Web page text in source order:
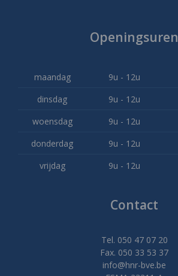
Openingsuren
maandag 9u - 12u
dinsdag
9u - 12u
woensdag
9u - 12u
donderdag
9u - 12u
vrijdag
9u - 12u
Contact
Tel. 050 47 07 20
Fax. 050 33 53 37
info@hnr-bve.be